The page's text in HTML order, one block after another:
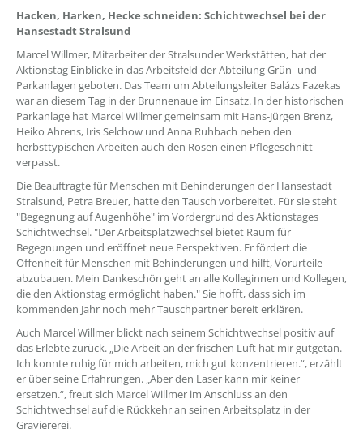
Hacken, Harken, Hecke schneiden: Schichtwechsel bei der
Hansestadt Stralsund
Marcel Willmer, Mitarbeiter der Stralsunder Werkstätten, hat der
Aktionstag Einblicke in das Arbeitsfeld der Abteilung Grün- und
Parkanlagen geboten. Das Team um Abteilungsleiter Balázs Fazekas
war an diesem Tag in der Brunnenaue im Einsatz. In der historischen
Parkanlage hat Marcel Willmer gemeinsam mit Hans-Jürgen Brenz,
Heiko Ahrens, Iris Selchow und Anna Ruhbach neben den
herbsttypischen Arbeiten auch den Rosen einen Pflegeschnitt
verpasst.
Die Beauftragte für Menschen mit Behinderungen der Hansestadt
Stralsund, Petra Breuer, hatte den Tausch vorbereitet. Für sie steht
"Begegnung auf Augenhöhe" im Vordergrund des Aktionstages
Schichtwechsel. "Der Arbeitsplatzwechsel bietet Raum für
Begegnungen und eröffnet neue Perspektiven. Er fördert die
Offenheit für Menschen mit Behinderungen und hilft, Vorurteile
abzubauen. Mein Dankeschön geht an alle Kolleginnen und Kollegen,
die den Aktionstag ermöglicht haben." Sie hofft, dass sich im
kommenden Jahr noch mehr Tauschpartner bereit erklären.
Auch Marcel Willmer blickt nach seinem Schichtwechsel positiv auf
das Erlebte zurück. „Die Arbeit an der frischen Luft hat mir gutgetan.
Ich konnte ruhig für mich arbeiten, mich gut konzentrieren.“, erzählt
er über seine Erfahrungen. „Aber den Laser kann mir keiner
ersetzen.“, freut sich Marcel Willmer im Anschluss an den
Schichtwechsel auf die Rückkehr an seinen Arbeitsplatz in der
Graviererei.